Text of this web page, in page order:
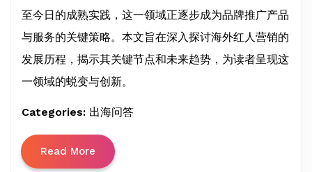
至今日的成熟实践，这一领域正逐步成为品牌推广产品
与服务的关键策略。本文旨在深入探讨海外红人营销的
发展历程，揭示其关键节点和未来趋势，为读者呈现这
一领域的蜕变与创新。
Categories: 出海问答
Read More